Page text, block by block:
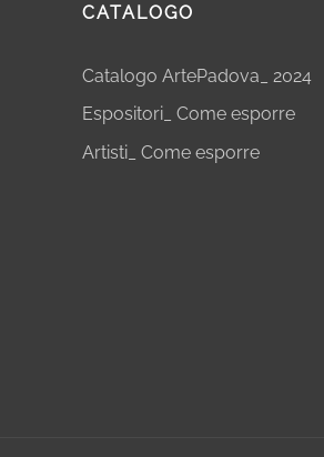
CATALOGO
Catalogo ArtePadova_ 2024
Espositori_ Come esporre
Artisti_ Come esporre